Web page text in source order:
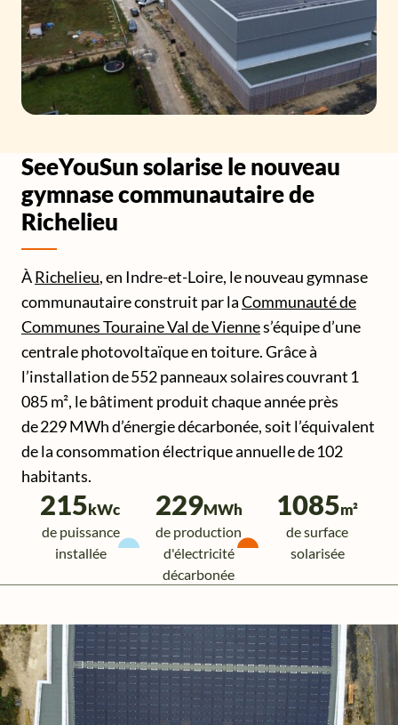
SeeYouSun solarise le nouveau
gymnase communautaire de
Richelieu
ÀRichelieu, en Indre-et-Loire, le nouveau gymnase
communautaire construit par laCommunauté de
Communes Touraine Val de Viennes’équipe d’une
centrale photovoltaïque en toiture. Grâce à
l’installation de 552 panneaux solaires couvrant 1
085 m², le bâtiment produit chaque année près
de 229 MWh d’énergie décarbonée, soit l’équivalent
de la consommation électrique annuelle de 102
habitants.
215kWc
de puissance
installée
229MWh
de production
d'électricité
décarbonée
1085m²
de surface
solarisée